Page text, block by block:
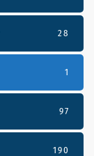
28
1
97
190